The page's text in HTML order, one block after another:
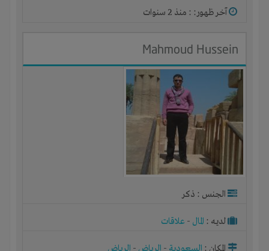
آخر ظهور: : منذ 2 سنوات
Mahmoud Hussein
الجنس : ذكر
لديـه : المال - علاقات
المكان : السعودية - الرياض - الرياض